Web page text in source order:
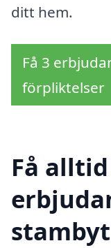
ditt hem.
Få 3
förpliktelser
Få